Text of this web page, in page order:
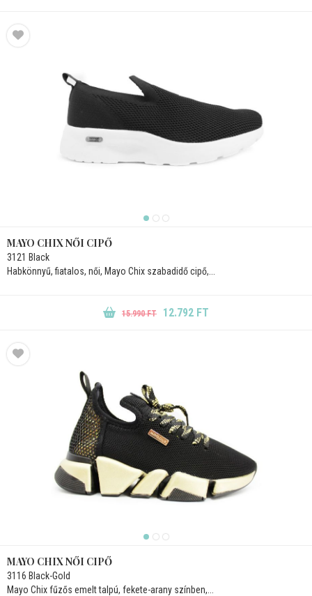
MAYO CHIX NŐI CIPŐ
3121 Black
Habkönnyű, fiatalos, női, Mayo Chix szabadidő cipő,...
15.990 FT 12.792 FT
MAYO CHIX NŐI CIPŐ
3116 Black-Gold
Mayo Chix fűzős emelt talpú, fekete-arany színben,...